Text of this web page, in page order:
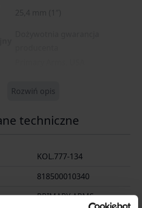
Rozwiń opis
techniczne
KOL.777-134
818500010340
PRIMARY ARMS